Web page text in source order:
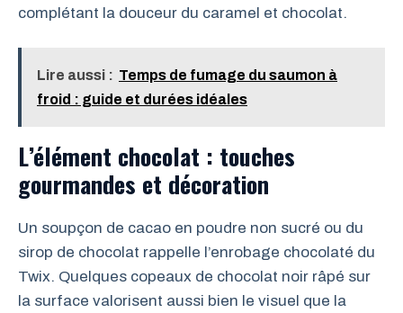
complétant la douceur du caramel et chocolat.
Lire aussi : Temps de fumage du saumon à
froid : guide et durées idéales
L’élément chocolat : touches
gourmandes et décoration
Un soupçon de cacao en poudre non sucré ou du
sirop de chocolat rappelle l’enrobage chocolaté du
Twix. Quelques copeaux de chocolat noir râpé sur
la surface valorisent aussi bien le visuel que la